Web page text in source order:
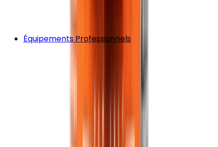
Équipements Professionnels